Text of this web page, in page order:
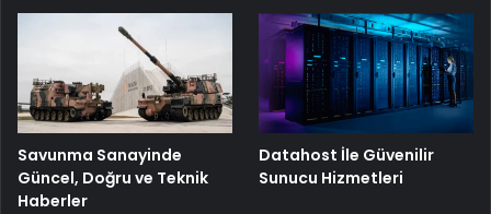
Savunma Sanayinde
Güncel, Doğru ve Teknik
Haberler
Datahost İle Güvenilir
Sunucu Hizmetleri